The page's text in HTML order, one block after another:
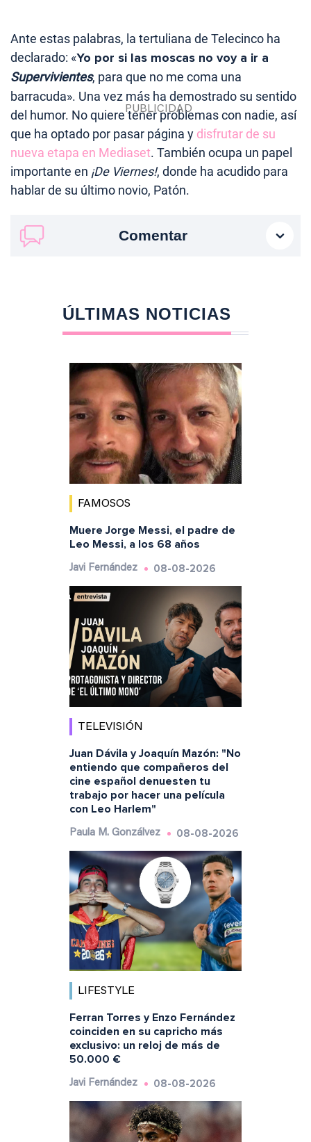
Ante estas palabras, la tertuliana de Telecinco ha
declarado: «Yo por si las moscas no voy a ir a
Supervivientes, para que no me coma una
barracuda». Una vez más ha demostrado su sentido
del humor. No quiere tener problemas con nadie, así
que ha optado por pasar página y disfrutar de su
nueva etapa en Mediaset. También ocupa un papel
importante en ¡De Viernes!, donde ha acudido para
hablar de su último novio, Patón.
Comentar
ÚLTIMAS NOTICIAS
FAMOSOS
Muere Jorge Messi, el padre de
Leo Messi, a los 68 años
Javi Fernández 08-08-2026
TELEVISIÓN
Juan Dávila y Joaquín Mazón: "No
entiendo que compañeros del
cine español denuesten tu
trabajo por hacer una película
con Leo Harlem"
Paula M. Gonzálvez 08-08-2026
LIFESTYLE
Ferran Torres y Enzo Fernández
coinciden en su capricho más
exclusivo: un reloj de más de
50.000 €
Javi Fernández 08-08-2026